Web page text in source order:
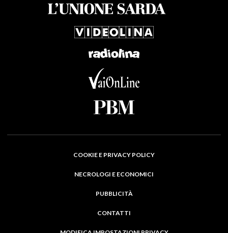
COOKIE E PRIVACY POLICY
NECROLOGI E ECONOMICI
PUBBLICITÀ
CONTATTI